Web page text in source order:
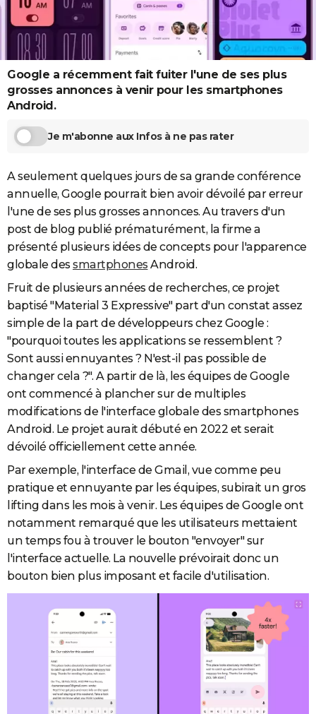
Destinations
City break
Voyage nature
Voyage de noces
Forum
Climat
PHOTO
GUIDES D'ACHAT
BONS PLANS
CARTE DE VOEUX
Carte de Noël
Carte Bonne année
Carte Saint-Valentin
Carte Pâques
Carte d'anniversaire
DICTIONNAIRE
COPAINS D'AVANT
S'inscrire
Se connecter
Lycées
Collèges
Primaires
Universités
Entreprises
Service militaire
Avis de recherche
AVIS DE DÉCÈS
FORUM
Bricolage
Lifestyle
Culture
Sport
Auto
Television
Voyage
Cinema
Google a récemment fait fuiter l'une de ses plus
grosses annonces à venir pour les smartphones
Android.
Je m'abonne aux Infos à ne pas rater
A seulement quelques jours de sa grande conférence
annuelle, Google pourrait bien avoir dévoilé par erreur
l'une de ses plus grosses annonces. Au travers d'un
post de blog publié prématurément, la firme a
présenté plusieurs idées de concepts pour l'apparence
globale dessmartphones Android.
Fruit de plusieurs années de recherches, ce projet
baptisé "Material 3 Expressive" part d'un constat assez
simple de la part de développeurs chez Google :
"pourquoi toutes les applications se ressemblent ?
Sont aussi ennuyantes ? N'est-il pas possible de
changer cela ?". A partir de là, les équipes de Google
ont commencé à plancher sur de multiples
modifications de l'interface globale des smartphones
Android. Le projet aurait débuté en 2022 et serait
dévoilé officiellement cette année.
Par exemple, l'interface de Gmail, vue comme peu
pratique et ennuyante par les équipes, subirait un gros
lifting dans les mois à venir. Les équipes de Google ont
notamment remarqué que les utilisateurs mettaient
un temps fou à trouver le bouton "envoyer" sur
l'interface actuelle. La nouvelle prévoirait donc un
bouton bien plus imposant et facile d'utilisation.